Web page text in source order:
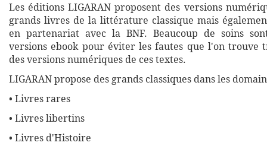
Les éditions LIGARAN proposent des versions
grands livres de la littérature classique mais
en partenariat avec la BNF. Beaucoup de soins
versions ebook pour éviter les fautes que l'on trouve
des versions numériques de ces textes.
LIGARAN propose des grands classiques dans les
• Livres rares
• Livres libertins
• Livres d'Histoire